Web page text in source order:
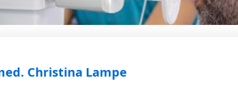
Allgemeinmedizin
Gastroenterologie
Christina Lampe